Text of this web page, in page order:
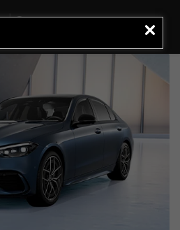
LIGAR